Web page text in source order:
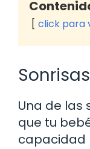
click para
Una de las
que tu
capacidad